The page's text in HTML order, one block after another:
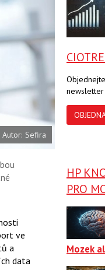
F
e
b
o
i
Autor: Sefira
ve
a
data
newsletter
HP
PRO
Mozek